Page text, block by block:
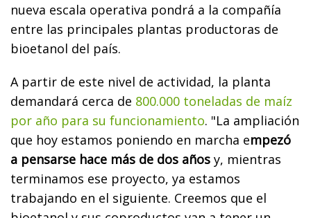
nueva escala operativa pondrá a la compañía
entre las principales plantas productoras de
bioetanol del país.
A partir de este nivel de actividad, la planta
demandará cerca de 800.000 toneladas de maíz
por año para su funcionamiento. "La ampliación
que hoy estamos poniendo en marcha empezó
a pensarse hace más de dos años y, mientras
terminamos ese proyecto, ya estamos
trabajando en el siguiente. Creemos que el